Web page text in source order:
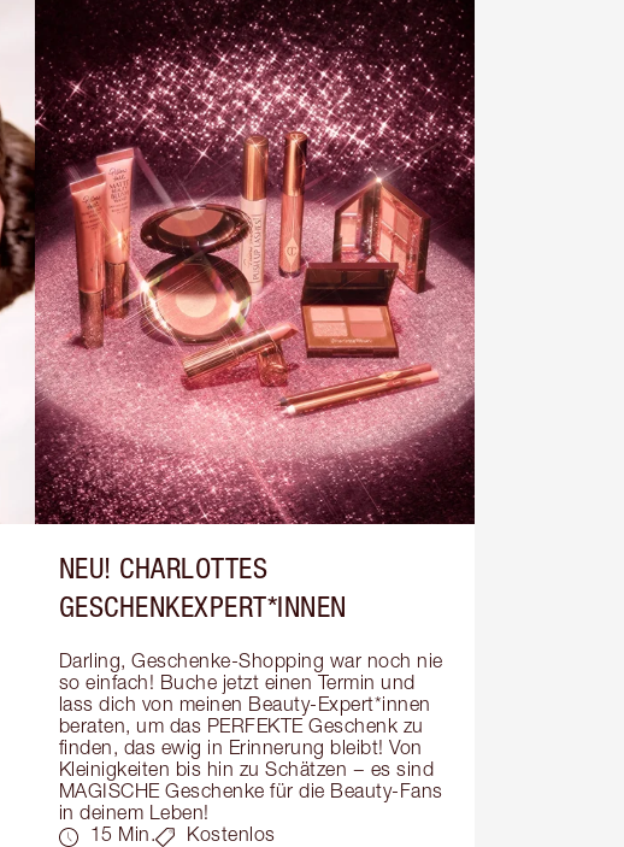
NEU! CHARLOTTES
GESCHENKEXPERT*INNEN
Darling, Geschenke-Shopping war noch nie
so einfach! Buche jetzt einen Termin und
lass dich von meinen Beauty-Expert*innen
beraten, um das PERFEKTE Geschenk zu
finden, das ewig in Erinnerung bleibt! Von
Kleinigkeiten bis hin zu Schätzen − es sind
MAGISCHE Geschenke für die Beauty-Fans
in deinem Leben!
15 Min.
Kostenlos